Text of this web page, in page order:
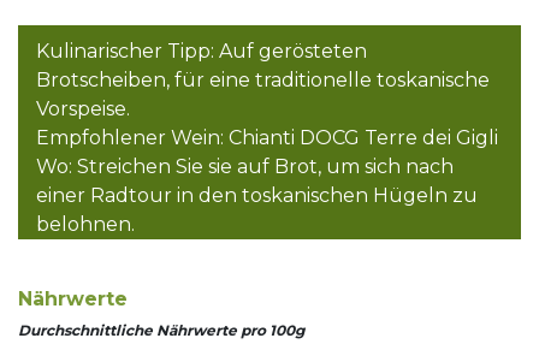
Kulinarischer Tipp: Auf gerösteten
Brotscheiben, für eine traditionelle toskanische
Vorspeise.
Empfohlener Wein: Chianti DOCG Terre dei Gigli
Wo: Streichen Sie sie auf Brot, um sich nach
einer Radtour in den toskanischen Hügeln zu
belohnen.
Nährwerte
Durchschnittliche Nährwerte pro 100g